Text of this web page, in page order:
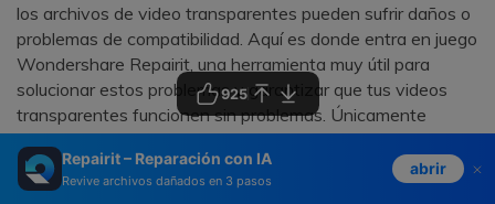
Repairit – Reparación con IA
Revive archivos dañados en 3 pasos
abrir
los archivos de video transparentes pueden sufrir daños o
problemas de compatibilidad. Aquí es donde entra en juego
Wondershare Repairit, una herramienta muy útil para
solucionar estos problemas y garantizar que tus videos
transparentes funcionen sin problemas. Únicamente
tienes que seguir los sencillos pasos que se indican en la
guía, y no solo crearás videos transparentes llamativos,
sino que también solucionarás cualquier problema,
925